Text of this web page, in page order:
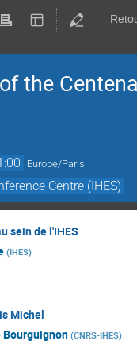
the
Europe/Paris
Centre (IHES)
sein de l'IHES
(IHES)
Michel
(CNRS-IHES)